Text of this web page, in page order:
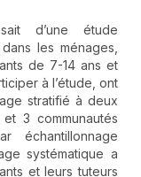
d’une étude
les ménages,
de 7-14 ans et
à l’étude, ont
stratifié à deux
3 communautés
échantillonnage
systématique a
et leurs tuteurs